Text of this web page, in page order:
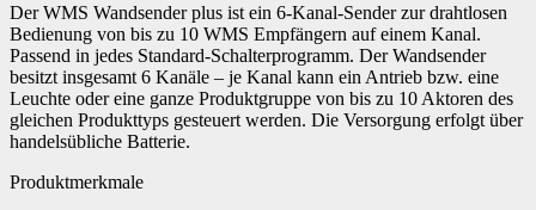
Der WMS Wandsender plus ist ein 6-Kanal-Sender zur drahtlosen
Bedienung von bis zu 10 WMS Empfängern auf einem Kanal.
Passend in jedes Standard-Schalterprogramm. Der Wandsender
besitzt insgesamt 6 Kanäle – je Kanal kann ein Antrieb bzw. eine
Leuchte oder eine ganze Produktgruppe von bis zu 10 Aktoren des
gleichen Produkttyps gesteuert werden. Die Versorgung erfolgt über
handelsübliche Batterie.
Produktmerkmale